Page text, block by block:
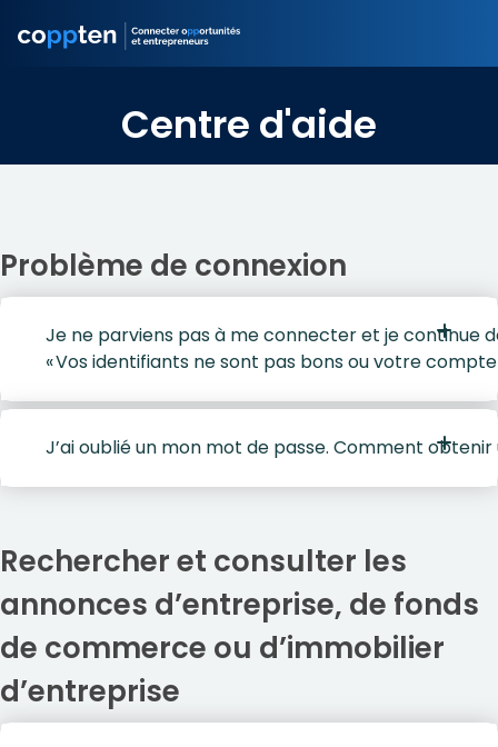
Centre d'aide
Problème de connexion
Je ne parviens pas à me connecter et je continue
« Vos identifiants ne sont pas bons ou votre compte
J’ai oublié un mon mot de passe. Comment
Rechercher et consulter les
annonces d’entreprise, de fonds
de commerce ou d’immobilier
d’entreprise